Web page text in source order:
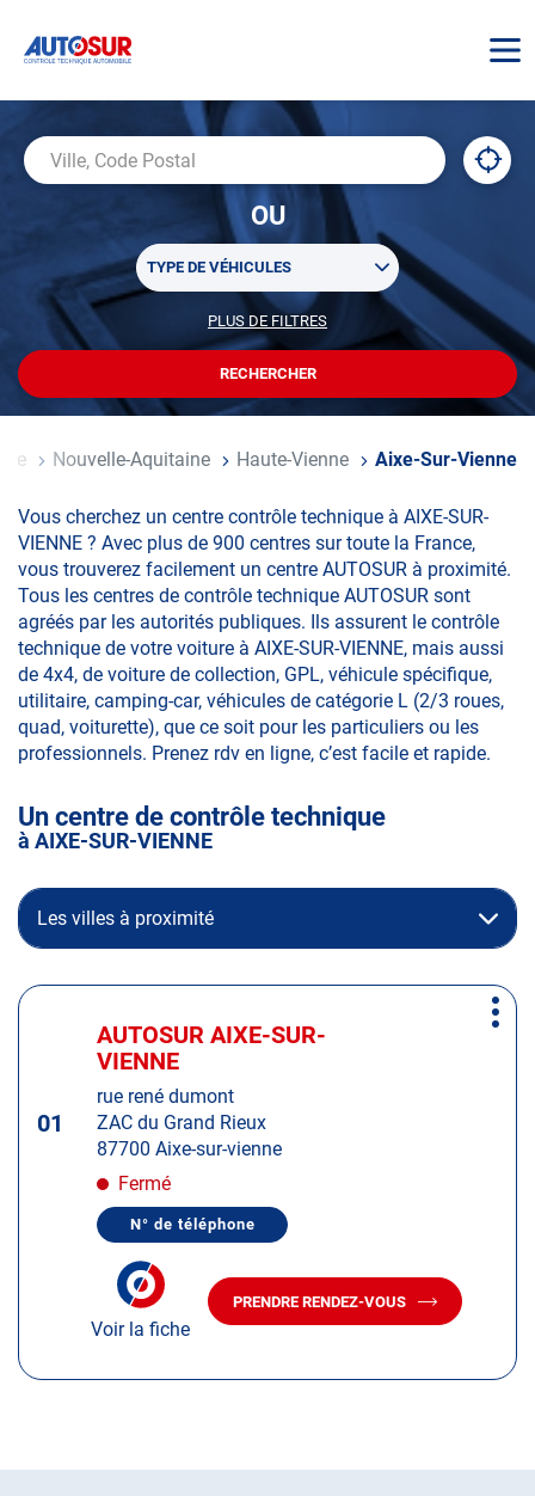
Code
Postal
À
,
OU
Sélectionner
un
plusieurs
recherche
TYPE DE VÉHICULES
PLUS DE FILTRES
POUR
PERSONNALISER
VOTRE
RECHERCHE
RECHERCHER
UN
CENTRE
AUTOSUR
Nouvelle-Aquitaine Haute-Vienne Aixe-Sur-Vienne
Vous cherchez un centre contrôle technique à AIXE-SUR-
VIENNE ? Avec plus de 900 centres sur toute la France,
vous trouverez facilement un centre AUTOSUR à proximité.
Tous les centres de contrôle technique AUTOSUR sont
agréés par les autorités publiques. Ils assurent le contrôle
technique de votre voiture à AIXE-SUR-VIENNE, mais aussi
de 4x4, de voiture de collection, GPL, véhicule spécifique,
utilitaire, camping-car, véhicules de catégorie L (2/3 roues,
quad, voiturette), que ce soit pour les particuliers ou les
professionnels. Prenez rdv en ligne, c’est facile et rapide.
Un centre de contrôle technique
à AIXE-SUR-VIENNE
Les villes à proximité
Appuyer
pour
informations
01
Centre
:
AUTOSUR AIXE-SUR-
VIENNE
rue rené dumont
ZAC du Grand Rieux
87700 Aixe-sur-vienne
Fermé
N° de téléphone
AFFICHER
TÉLÉPHONE
AIXE-
Voir la fiche
PRENDRE RENDEZ-VOUS
AVEC
Plus